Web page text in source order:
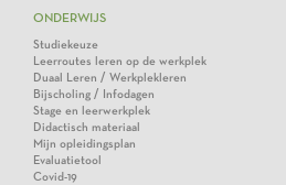
ONDERWIJS
Studiekeuze
Leerroutes leren op de werkplek
Duaal Leren / Werkplekleren
Bijscholing / Infodagen
Stage en leerwerkplek
Didactisch materiaal
Mijn opleidingsplan
Evaluatietool
Covid-19